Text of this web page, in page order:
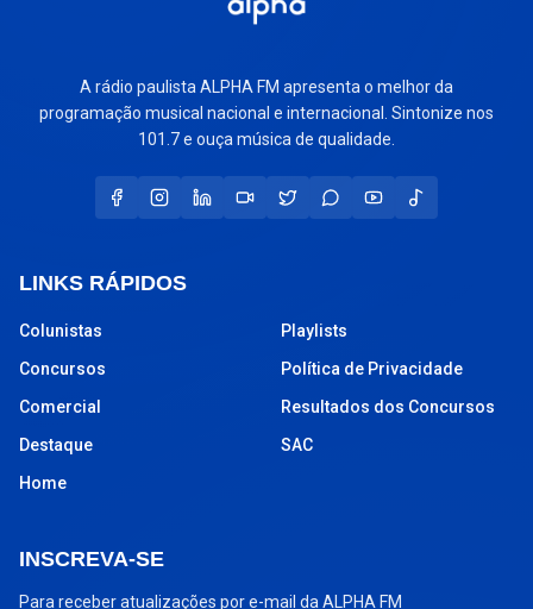
A rádio paulista ALPHA FM apresenta o melhor da
programação musical nacional e internacional. Sintonize nos
101.7 e ouça música de qualidade.
LINKS RÁPIDOS
Colunistas
Concursos
Comercial
Destaque
Home
Playlists
Política de Privacidade
Resultados dos Concursos
SAC
INSCREVA-SE
Para receber atualizações por e-mail da ALPHA FM